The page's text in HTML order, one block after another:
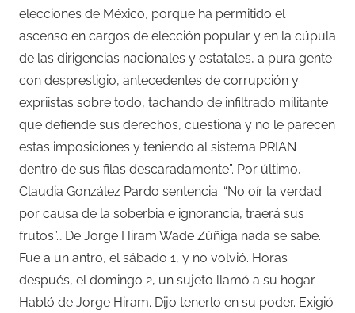
elecciones de México, porque ha permitido el
ascenso en cargos de elección popular y en la cúpula
de las dirigencias nacionales y estatales, a pura gente
con desprestigio, antecedentes de corrupción y
expriistas sobre todo, tachando de infiltrado militante
que defiende sus derechos, cuestiona y no le parecen
estas imposiciones y teniendo al sistema PRIAN
dentro de sus filas descaradamente”. Por último,
Claudia González Pardo sentencia: “No oír la verdad
por causa de la soberbia e ignorancia, traerá sus
frutos”… De Jorge Hiram Wade Zúñiga nada se sabe.
Fue a un antro, el sábado 1, y no volvió. Horas
después, el domingo 2, un sujeto llamó a su hogar.
Habló de Jorge Hiram. Dijo tenerlo en su poder. Exigió